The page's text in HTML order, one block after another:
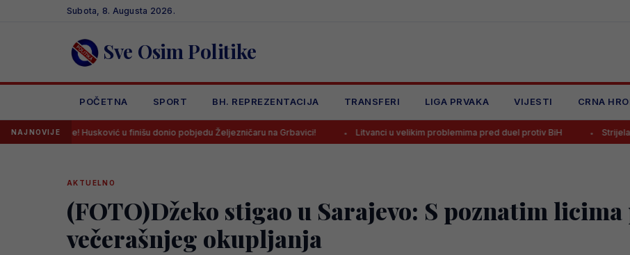
Subota, 8. Augusta 2026.
Sve Osim Politike
POČETNA SPORT BH. REPREZENTACIJA TRANSFERI LIGA PRVAKA VIJESTI CRNA
NAJNOVIJE
Husković u finišu donio pobjedu Željezničaru na Grbavici! Litvanci u velikim problemima pred duel protiv BiH Strijelac Zmajeva na
AKTUELNO
(FOTO)Džeko stigao u Sarajevo: S poznatim
večerašnjeg okupljanja